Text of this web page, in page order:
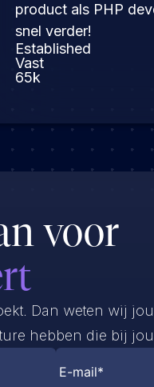
product als PHP
snel verder!
Established
Vast
65k
voor
Dan weten wij
hebben die bij jou